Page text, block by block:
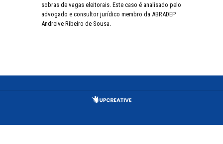
sobras de vagas eleitorais. Este caso é analisado pelo
advogado e consultor jurídico membro da ABRADEP
Andreive Ribeiro de Sousa.